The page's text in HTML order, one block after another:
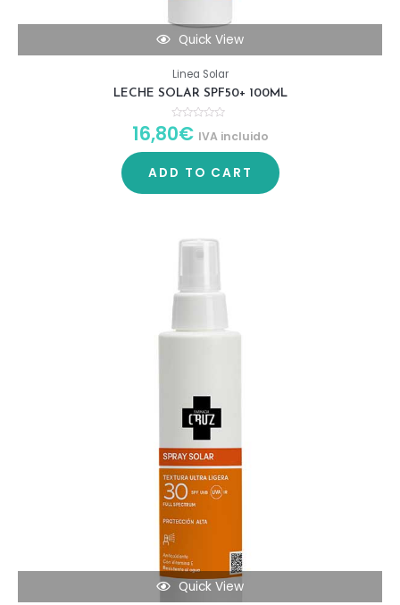
Quick View
Linea Solar
LECHE SOLAR SPF50+ 100ML
R
a
d
0
u
16,80€ IVA incluido
ADD TO CART
Quick View